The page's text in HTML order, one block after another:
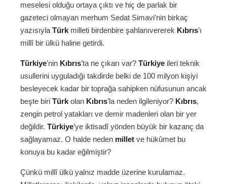
meselesi olduğu ortaya çıktı ve hiç de parlak bir
gazeteci olmayan merhum Sedat Simavi’nin birkaç
yazısıyla Türk milleti birdenbire şahlanıvererek Kıbrıs’ı
millî bir ülkü haline getirdi.
Türkiye’nin Kıbrıs’ta ne çıkarı var? Türkiye ileri teknik
usullerini uyguladığı takdirde belki de 100 milyon kişiyi
besleyecek kadar bir toprağa sahipken nüfusunun ancak
beşte biri Türk olan Kıbrıs’la neden ilgileniyor? Kıbrıs,
zengin petrol yatakları ve demir madenleri olan bir yer
değildir. Türkiye’ye iktisadî yönden büyük bir kazanç da
sağlayamaz. O halde neden millet ve hükûmet bu
konuya bu kadar eğilmiştir?
Çünkü millî ülkü yalnız madde üzerine kurulamaz.